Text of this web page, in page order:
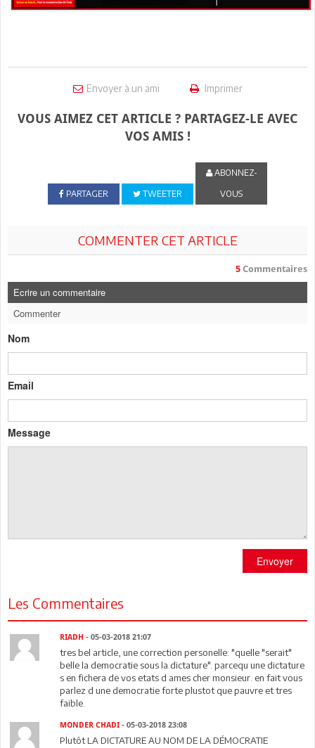
Envoyer à un ami Imprimer
VOUS AIMEZ CET ARTICLE ? PARTAGEZ-LE AVEC
VOS AMIS !
PARTAGER TWEETER
ABONNEZ-
VOUS
COMMENTER CET ARTICLE
5 Commentaires
Ecrire un commentaire
Commenter
Nom
Email
Message
Envoyer
Les Commentaires
RIADH - 05-03-2018 21:07
tres bel article, une correction personelle: "quelle "serait"
belle la democratie sous la dictature". parcequ une dictature
s en fichera de vos etats d ames cher monsieur. en fait vous
parlez d une democratie forte plustot que pauvre et tres
faible.
MONDER CHADI - 05-03-2018 23:08
Plutôt LA DICTATURE AU NOM DE LA DÉMOCRATIE